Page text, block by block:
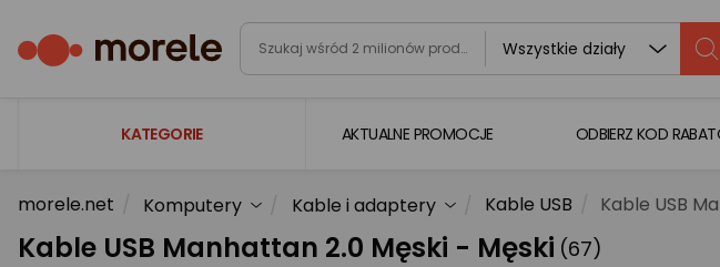
Wszystkie działy
KATEGORIE
Laptopy
Komputery
AKTUALNE PROMOCJE ODBIERZ KOD
morele.net Komputery Kable i adaptery Kable USB Kable USB
Kable USB Manhattan 2.0 Męski - Męski (67)